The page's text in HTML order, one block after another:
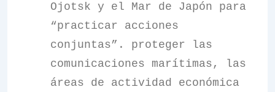
Ojotsk y el Mar de Japón para
“practicar acciones
conjuntas”. proteger las
comunicaciones marítimas, las
áreas de actividad económica